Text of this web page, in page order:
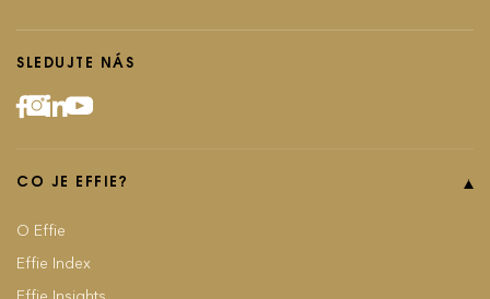
SLEDUJTE NÁS
CO JE EFFIE?
O Effie
Effie Index